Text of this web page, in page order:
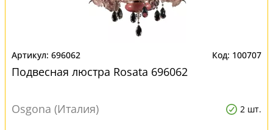
696062 100707
Подвесная люстра Rosata 696062
Osgona (Италия) 2 шт.